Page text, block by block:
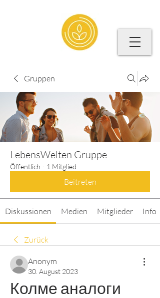
Gruppen
LebensWelten Gruppe
Öffentlich · 1 Mitglied
Beitreten
Diskussionen Medien Mitglieder Info
Zurück
Anonym
30. August 2023
Колме аналоги